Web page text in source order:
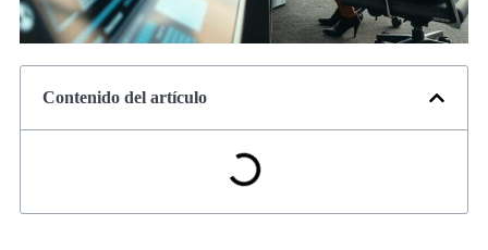
Contenido del artículo